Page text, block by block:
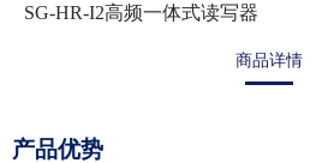
SG-HR-I2高频一体式读写器
商品详情
产品优势